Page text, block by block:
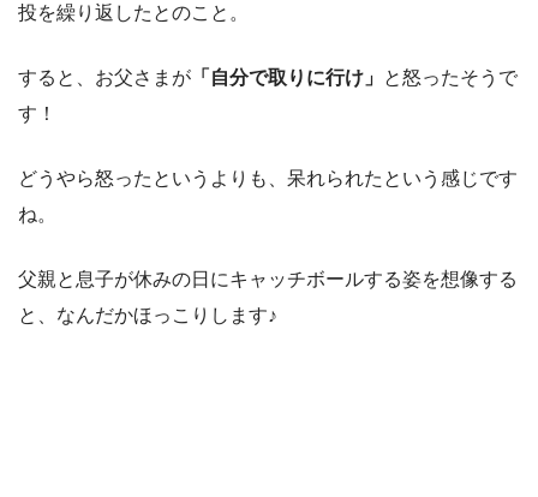
投を繰り返したとのこと。
すると、お父さまが 「自分で取りに行け」 と怒ったそうで
す！
どうやら怒ったというよりも、呆れられたという感じです
ね。
父親と息子が休みの日にキャッチボールする姿を想像する
と、なんだかほっこりします♪